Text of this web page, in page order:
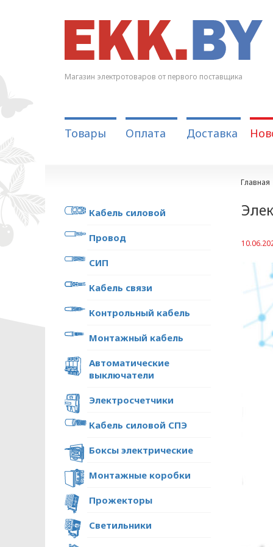
Магазин электротоваров от первого поставщика
Товары Оплата Доставка
Главная
Кабель силовой
Провод
СИП
Кабель связи
Контрольный кабель
Монтажный кабель
Автоматические
выключатели
Электросчетчики
Кабель силовой СПЭ
Боксы электрические
Монтажные коробки
Прожекторы
Светильники
ПОЛИТИКА